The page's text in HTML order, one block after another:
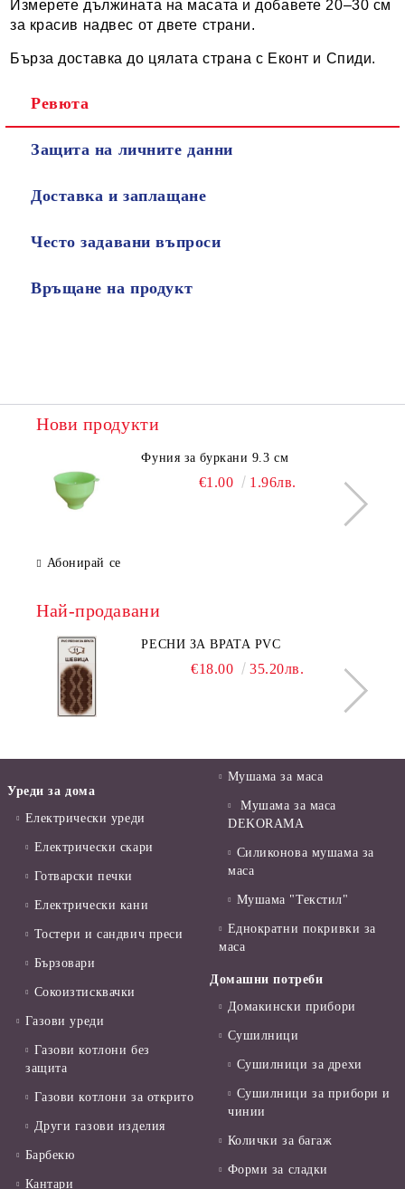
Измерете дължината на масата и добавете 20–30 см
за красив надвес от двете страни.
Бърза доставка до цялата страна с Еконт и Спиди.
Ревюта
Защита на личните данни
Доставка и заплащане
Често задавани въпроси
Връщане на продукт
Нови продукти
Фуния за буркани 9.3 см
€1.00 1.96лв.
Абонирай се
Най-продавани
РЕСНИ ЗА ВРАТА PVC
€18.00 35.20лв.
Уреди за дома
Електрически уреди
Електрически скари
Готварски печки
Електрически кани
Тостери и сандвич преси
Бързовари
Сокоизтисквачки
Газови уреди
Газови котлони без
защита
Газови котлони за открито
Други газови изделия
Барбекю
Кантари
Мушама за маса
Мушама за маса
DEKORAMA
Силиконова мушама за
маса
Мушама "Текстил"
Еднократни покривки за
маса
Домашни потреби
Домакински прибори
Сушилници
Сушилници за дрехи
Сушилници за прибори и
чинии
Колички за багаж
Форми за сладки